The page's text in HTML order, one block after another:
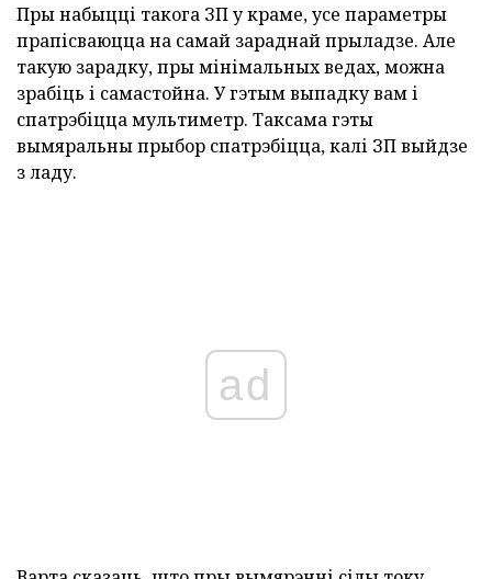
Пры набыцці такога ЗП у краме, усе параметры
прапісваюцца на самай зараднай прыладзе. Але
такую зарадку, пры мінімальных ведах, можна
зрабіць і самастойна. У гэтым выпадку вам і
спатрэбіцца мультиметр. Таксама гэты
вымяральны прыбор спатрэбіцца, калі ЗП выйдзе
з ладу.
ad